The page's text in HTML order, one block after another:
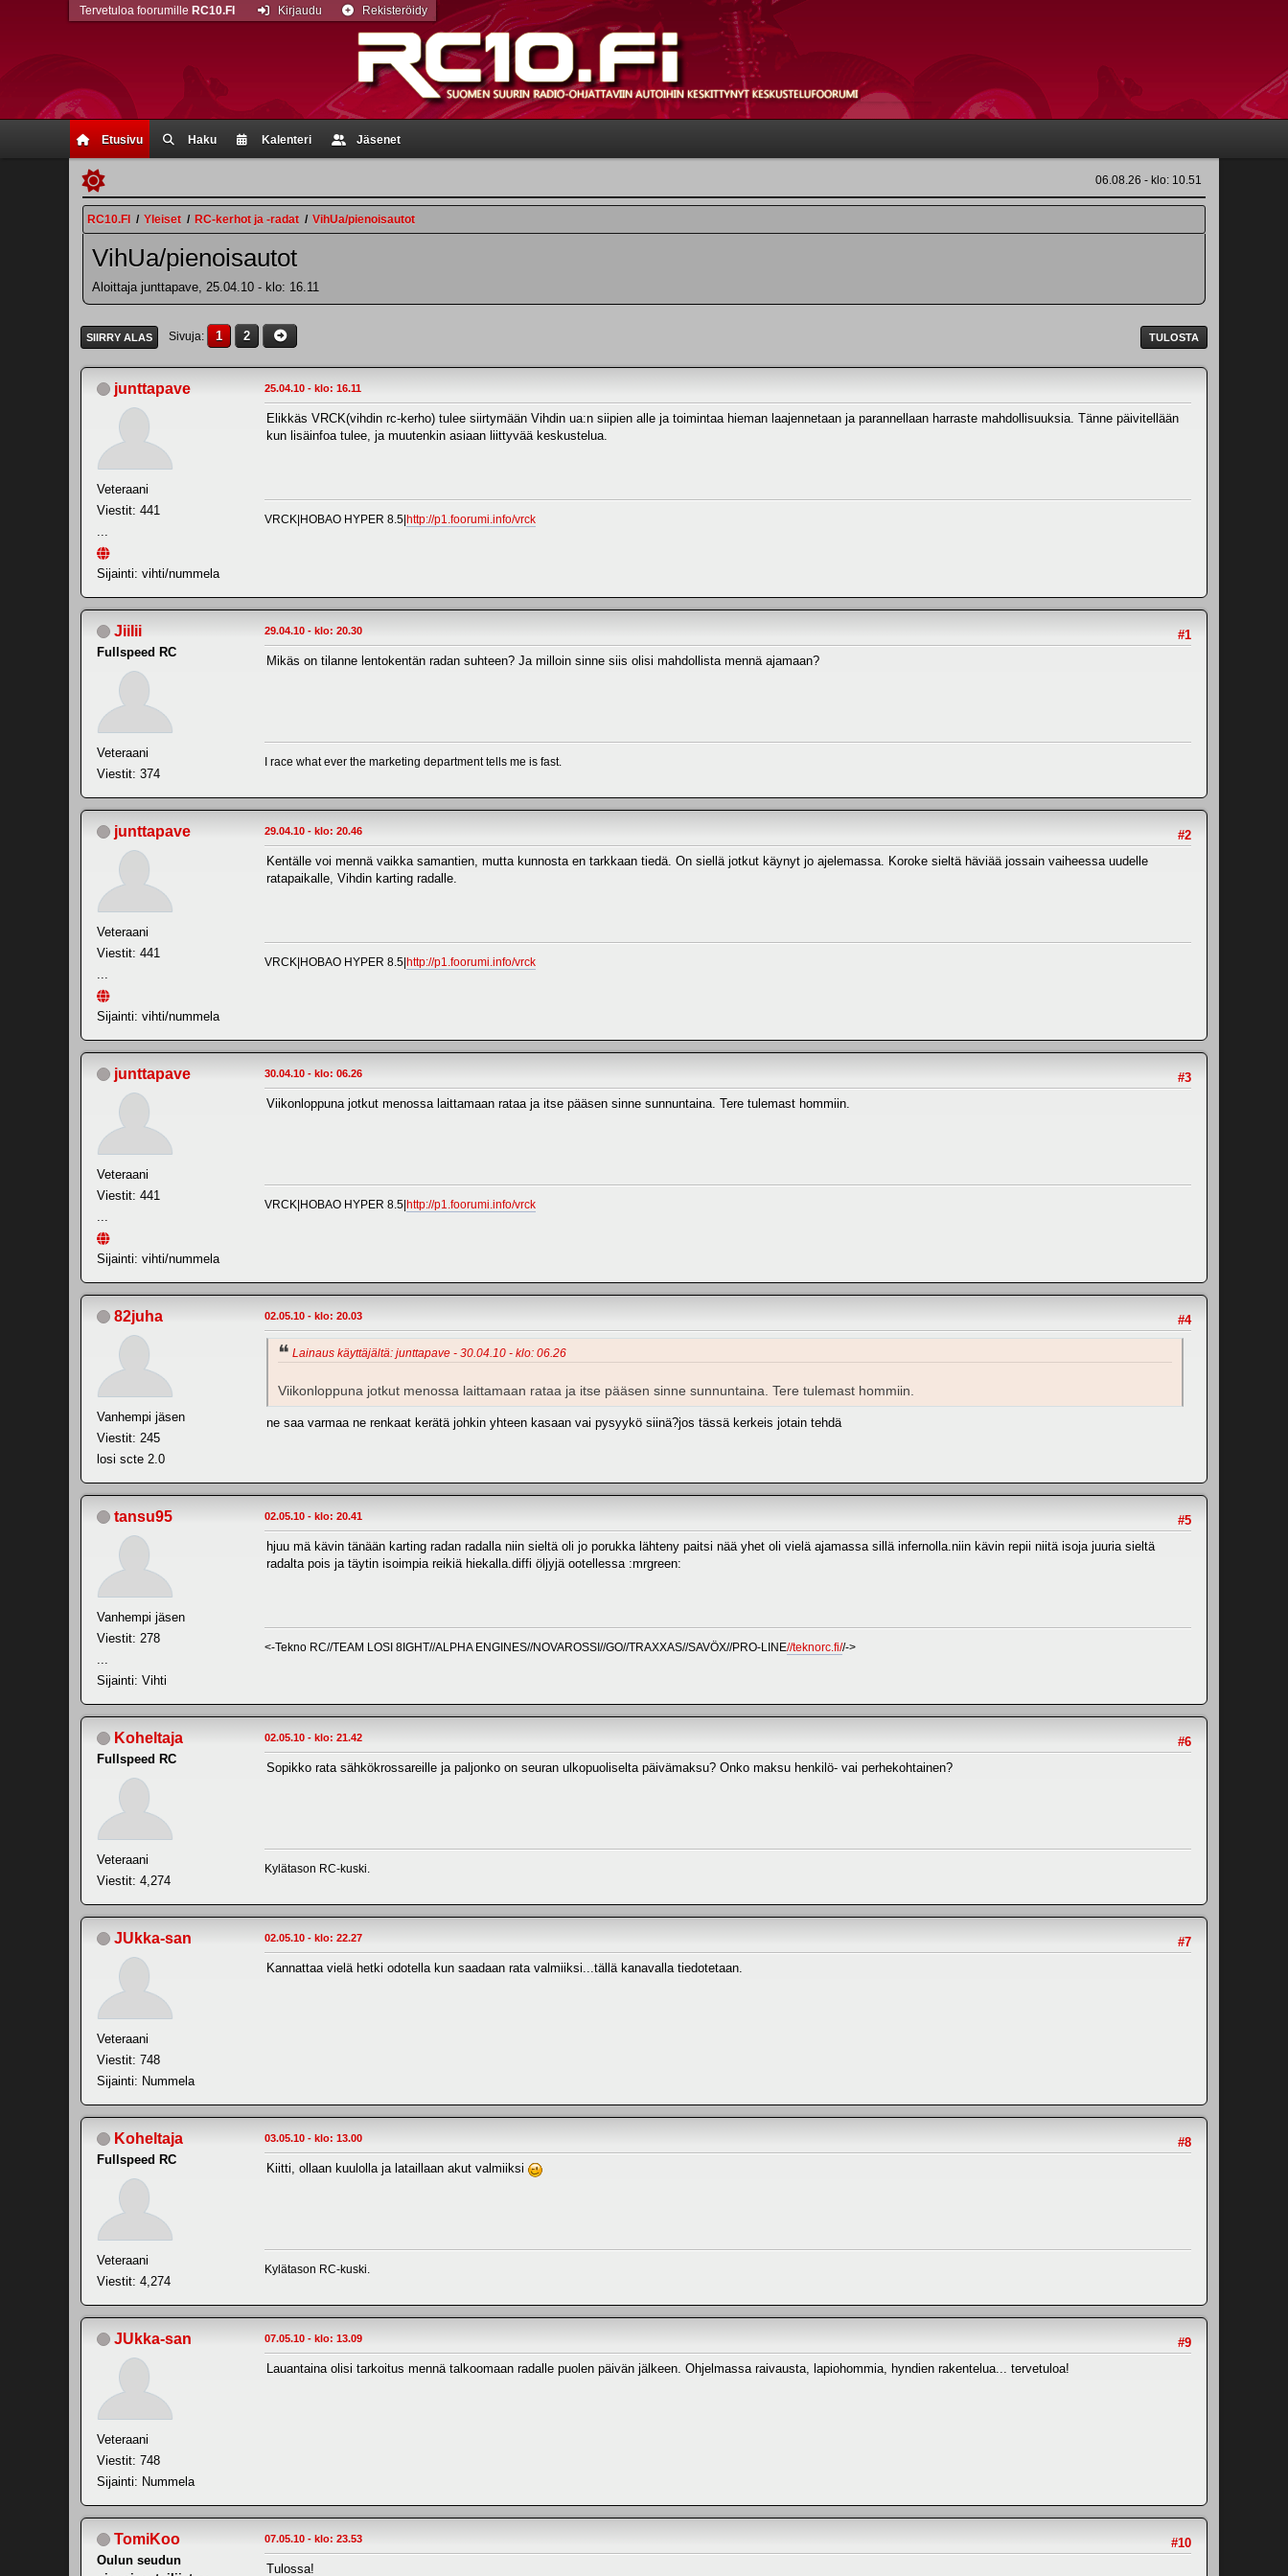
Etusivu Haku Kalenteri Jäsenet
Tervetuloa foorumille RC10.FI Kirjaudu Rekisteröidy
06.08.26 - klo: 10.51
RC10.FI / Yleiset / RC-kerhot ja -radat / VihUa/pienoisautot
VihUa/pienoisautot
Aloittaja junttapave, 25.04.10 - klo: 16.11
TULOSTA
SIIRRY ALAS Sivuja 1 2
junttapave
Veteraani
Viestit: 441
Sijainti: vihti/nummela
25.04.10 - klo: 16.11
Elikkäs VRCK(vihdin rc-kerho) tulee siirtymään Vihdin ua:n siipien alle ja toimintaa hieman laajennetaan ja parannellaan harraste mahdollisuuksia. Tänne päivitellään
kun lisäinfoa tulee, ja muutenkin asiaan liittyvää keskustelua.
VRCK|HOBAO HYPER 8.5|http://p1.foorumi.info/vrck
JiiIii
Fullspeed RC
Veteraani
Viestit: 374
#1
29.04.10 - klo: 20.30
Mikäs on tilanne lentokentän radan suhteen? Ja milloin sinne siis olisi mahdollista mennä ajamaan?
I race what ever the marketing department tells me is fast.
junttapave
Veteraani
Viestit: 441
Sijainti: vihti/nummela
#2
29.04.10 - klo: 20.46
Kentälle voi mennä vaikka samantien, mutta kunnosta en tarkkaan tiedä. On siellä jotkut käynyt jo ajelemassa. Koroke sieltä häviää jossain vaiheessa uudelle
ratapaikalle, Vihdin karting radalle.
VRCK|HOBAO HYPER 8.5|http://p1.foorumi.info/vrck
junttapave
Veteraani
Viestit: 441
Sijainti: vihti/nummela
#3
30.04.10 - klo: 06.26
Viikonloppuna jotkut menossa laittamaan rataa ja itse pääsen sinne sunnuntaina. Tere tulemast hommiin.
VRCK|HOBAO HYPER 8.5|http://p1.foorumi.info/vrck
82juha
Vanhempi jäsen
Viestit: 245
losi scte 2.0
#4
02.05.10 - klo: 20.03
Lainaus käyttäjältä: junttapave - 30.04.10 - klo: 06.26
Viikonloppuna jotkut menossa laittamaan rataa ja itse pääsen sinne sunnuntaina. Tere tulemast hommiin.
ne saa varmaa ne renkaat kerätä johkin yhteen kasaan vai pysyykö siinä?jos tässä kerkeis jotain tehdä
tansu95
Vanhempi jäsen
Viestit: 278
Sijainti: Vihti
#5
02.05.10 - klo: 20.41
hjuu mä kävin tänään karting radan radalla niin sieltä oli jo porukka lähteny paitsi nää yhet oli vielä ajamassa sillä infernolla.niin kävin repii niitä isoja juuria sieltä
radalta pois ja täytin isoimpia reikiä hiekalla.diffi öljyjä ootellessa :mrgreen:
<-Tekno RC//TEAM LOSI 8IGHT//ALPHA ENGINES//NOVAROSSI//GO//TRAXXAS//SAVÖX//PRO-LINE//teknorc.fi//->
Koheltaja
Fullspeed RC
Veteraani
Viestit: 4,274
#6
02.05.10 - klo: 21.42
Sopikko rata sähkökrossareille ja paljonko on seuran ulkopuoliselta päivämaksu? Onko maksu henkilö- vai perhekohtainen?
Kylätason RC-kuski.
JUkka-san
Veteraani
Viestit: 748
Sijainti: Nummela
#7
02.05.10 - klo: 22.27
Kannattaa vielä hetki odotella kun saadaan rata valmiiksi...tällä kanavalla tiedotetaan.
Koheltaja
Fullspeed RC
Veteraani
Viestit: 4,274
#8
03.05.10 - klo: 13.00
Kiitti, ollaan kuulolla ja lataillaan akut valmiiksi
Kylätason RC-kuski.
JUkka-san
Veteraani
Viestit: 748
Sijainti: Nummela
#9
07.05.10 - klo: 13.09
Lauantaina olisi tarkoitus mennä talkoomaan radalle puolen päivän jälkeen. Ohjelmassa raivausta, lapiohommia, hyndien rakentelua... tervetuloa!
TomiKoo
Oulun seudun
#10
07.05.10 - klo: 23.53
Tulossa!